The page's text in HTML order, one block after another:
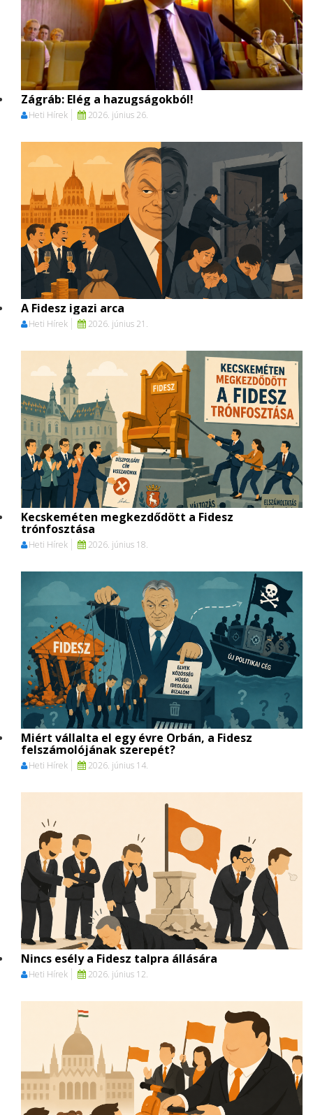
Zágráb: Elég a hazugságokból!
Heti Hírek 2026. június 26.
A Fidesz igazi arca
Heti Hírek 2026. június 21.
Kecskeméten megkezdődött a Fidesz
trónfosztása
Heti Hírek 2026. június 18.
Miért vállalta el egy évre Orbán, a Fidesz
felszámolójának szerepét?
Heti Hírek 2026. június 14.
Nincs esély a Fidesz talpra állására
Heti Hírek 2026. június 12.